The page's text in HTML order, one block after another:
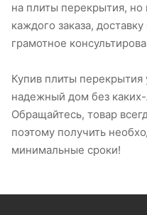
на плиты перекрытия,
каждого заказа,
грамотное
Купив плиты
надежный дом без
Обращайтесь, товар
поэтому получить
минимальные сроки!